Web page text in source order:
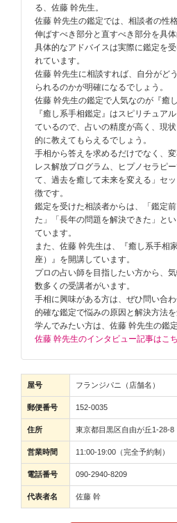
る、佐藤 幹先生。
佐藤 幹先生の鑑定では、相談者の性
伸ばすべき部分と直すべき部分を具体
具体的なアドバイスは実際に鑑定を
れています。
佐藤 幹先生に相談すれば、自分がど
られるのかが明確になるでしょう。
佐藤 幹先生の鑑定で人気なのが『癒
『癒し系手相鑑定』はスピリチュア
ているので、占いの精度が高く、現
的に教えてもらえるでしょう。
手相から答えを求めるだけでなく、
レス解放プログラム、ヒプノセラピ
て、過去を癒して未来を変える」セ
徴です。
鑑定を受けた相談者からは、「鑑定
た」「長年の問題を解決できた」と
ています。
また、佐藤 幹先生は、『癒し系手相
座）』を開講しています。
プロの占い師を目指したい方から、
数多くの受講者がいます。
手相に興味がある方は、ぜひ問い合わ
的確な鑑定で悩みの原因と解決方法
学んでみたい方は、佐藤 幹先生の鑑
佐藤 幹先生のインタビュー記事はこ
屋号 フランジパニ（店舗名）
郵便番号 152-0035
住所 東京都目黒区自由が丘1-28-
営業時間 11:00-19:00（完全予約制）
電話番号 090-2940-8209
代表者名 佐藤 幹